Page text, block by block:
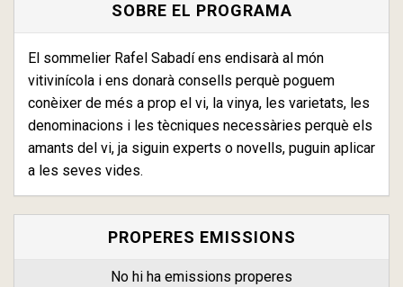
SOBRE EL PROGRAMA
El sommelier Rafel Sabadí ens endisarà al món
vitivinícola i ens donarà consells perquè poguem
conèixer de més a prop el vi, la vinya, les varietats, les
denominacions i les tècniques necessàries perquè els
amants del vi, ja siguin experts o novells, puguin aplicar
a les seves vides.
PROPERES EMISSIONS
No hi ha emissions properes